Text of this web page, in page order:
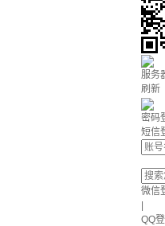
服务
刷新
密码
短信
微信
QQ